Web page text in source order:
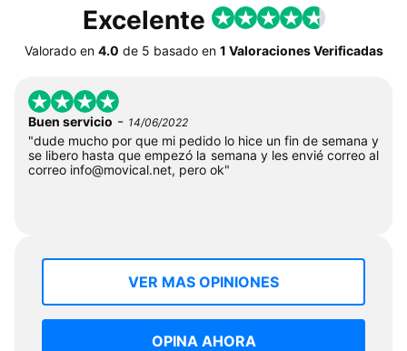
Excelente
Valorado en 4.0 de 5 basado en 1 Valoraciones Verificadas
Buen servicio - 14/06/2022
"dude mucho por que mi pedido lo hice un fin de semana y
se libero hasta que empezó la semana y les envié correo al
correo info@movical.net, pero ok"
VER MAS OPINIONES
OPINA AHORA